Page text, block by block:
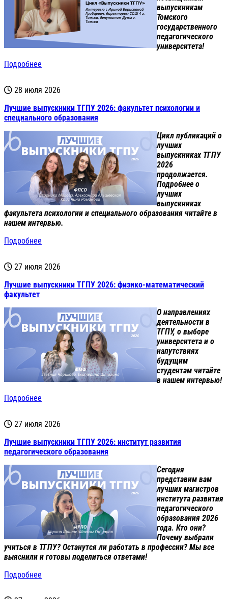
выпускникам
Томского
государственного
педагогического
университета!
Подробнее
28 июля 2026
Лучшие выпускники ТГПУ 2026: факультет психологии и
специального образования
Цикл публикаций о
лучших
выпускниках ТГПУ
2026
продолжается.
Подробнее о
лучших
выпускниках
факультета психологии и специального образования читайте в
нашем интервью.
Подробнее
27 июля 2026
Лучшие выпускники ТГПУ 2026: физико-математический
факультет
О направлениях
деятельности в
ТГПУ, о выборе
университета и о
напутствиях
будущим
студентам читайте
в нашем интервью!
Подробнее
27 июля 2026
Лучшие выпускники ТГПУ 2026: институт развития
педагогического образования
Сегодня
представим вам
лучших магистров
института развития
педагогического
образования 2026
года. Кто они?
Почему выбрали
учиться в ТГПУ? Останутся ли работать в профессии? Мы все
выяснили и готовы поделиться ответами!
Подробнее